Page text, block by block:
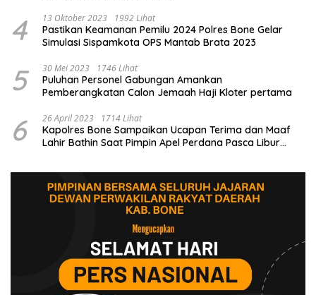
4 13 Oktober 2023 1992 Lihat
Pastikan Keamanan Pemilu 2024 Polres Bone Gelar
Simulasi Sispamkota OPS Mantab Brata 2023
5 30 Mei 2023 1746 Lihat
Puluhan Personel Gabungan Amankan
Pemberangkatan Calon Jemaah Haji Kloter pertama
6 26 April 2023 1714 Lihat
Kapolres Bone Sampaikan Ucapan Terima dan Maaf
Lahir Bathin Saat Pimpin Apel Perdana Pasca Libur